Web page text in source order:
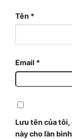
Tên *
Email *
Lưu tên của
này cho lần